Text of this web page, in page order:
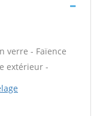
verre - Faïence
extérieur -